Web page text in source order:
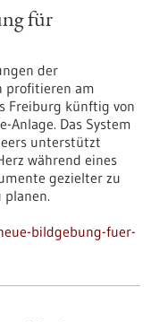
für
der
profitieren am
Freiburg künftig von
Das System
unterstützt
während eines
gezielter zu
planen.
bildgebung-fuer-